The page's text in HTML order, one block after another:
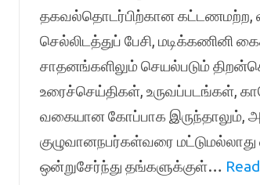
தகவல்தொடர்பிற்கான கட்டணமற்ற,
செல்லிடத்துப் பேசி,
சாதனங்களிலும் செயல்படும்
உரைச்செய்திகள், உருவப்படங்கள்,
வகையான கோப்பாக இருந்தாலும்,
குழுவானநபர்கள்வரை
ஒன்றுசேர்ந்து தங்களுக்குள்…